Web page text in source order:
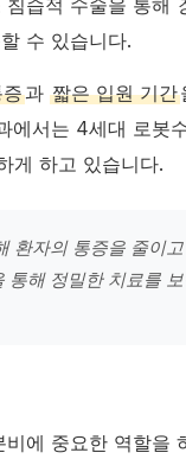
습적 수술을 통해
수 있습니다.
과 짧은 입원 기간
에서는 4세대 로봇
게 하고 있습니다.
환자의 통증을 줄이
통해 정밀한 치료를
에 중요한 역할을